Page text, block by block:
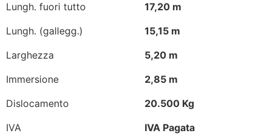
Lungh. fuori tutto
17,20 m
Lungh. (gallegg.)
15,15 m
Larghezza
5,20 m
Immersione
2,85 m
Dislocamento
20.500 Kg
IVA
IVA Pagata